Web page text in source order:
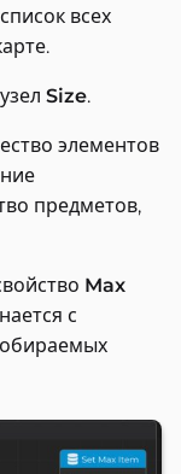
всех
Size.
элементов
предметов,
Max
с